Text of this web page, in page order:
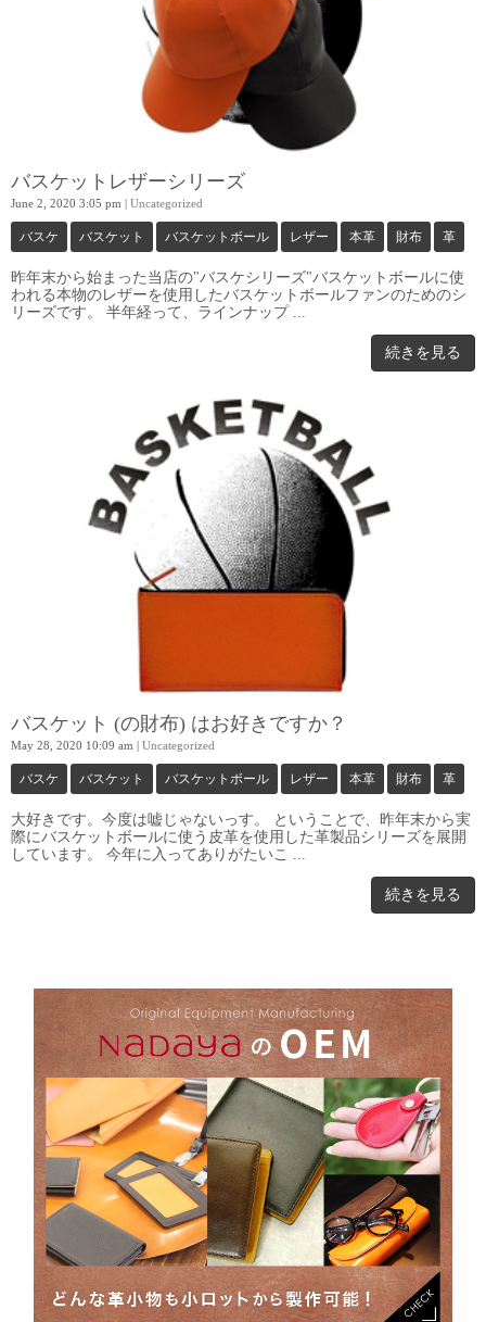
バスケットレザーシリーズ
June 2, 2020 3:05 pm Uncategorized
バスケ バスケット バスケットボール レザー 本革 財布 革
昨年末から始まった当店の"バスケシリーズ"バスケットボールに使
われる本物のレザーを使用したバスケットボールファンのためのシ
リーズです。 半年経って、ラインナップ ...
続きを見る
バスケット (の財布) はお好きですか？
May 28, 2020 10:09 am | Uncategorized
バスケ バスケット バスケットボール レザー 本革 財布 革
大好きです。今度は嘘じゃないっす。 ということで、昨年末から実
際にバスケットボールに使う皮革を使用した革製品シリーズを展開
しています。 今年に入ってありがたいこ ...
続きを見る